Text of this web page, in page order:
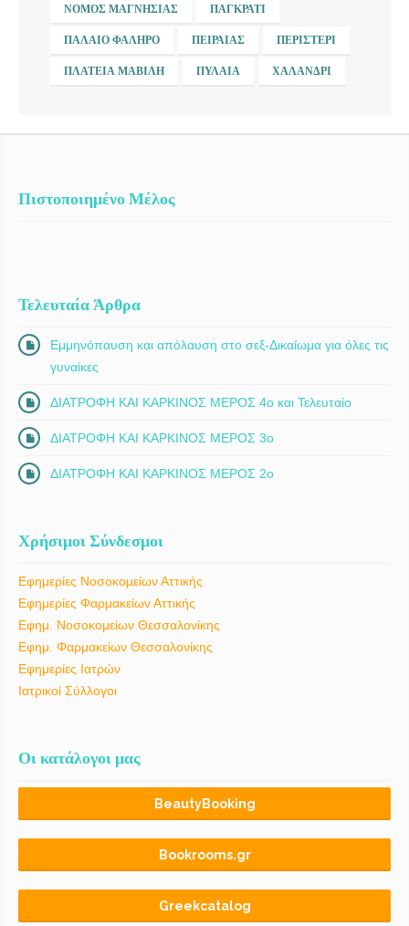
ΝΟΜΌΣ ΜΑΓΝΗΣΊΑΣ ΠΑΓΚΡΆΤΙ
ΠΑΛΑΙΌ ΦΆΛΗΡΟ ΠΕΙΡΑΙΆΣ ΠΕΡΙΣΤΈΡΙ
ΠΛΑΤΕΊΑ ΜΑΒΊΛΗ ΠΥΛΑΊΑ ΧΑΛΆΝΔΡΙ
Πιστοποιημένο Μέλος
Τελευταία Άρθρα
Εμμηνόπαυση και απόλαυση στο σεξ-Δικαίωμα για όλες τις
γυναίκες
ΔΙΑΤΡΟΦΗ ΚΑΙ ΚΑΡΚΙΝΟΣ ΜΕΡΟΣ 4ο και Τελευταίο
ΔΙΑΤΡΟΦΗ ΚΑΙ ΚΑΡΚΙΝΟΣ ΜΕΡΟΣ 3ο
ΔΙΑΤΡΟΦΗ ΚΑΙ ΚΑΡΚΙΝΟΣ ΜΕΡΟΣ 2ο
Χρήσιμοι Σύνδεσμοι
Εφημερίες Νοσοκομείων Αττικής
Εφημερίες Φαρμακείων Αττικής
Εφημ. Νοσοκομείων Θεσσαλονίκης
Εφημ. Φαρμακείων Θεσσαλονίκης
Εφημερίες Ιατρών
Ιατρικοί Σύλλογοι
Οι κατάλογοι μας
BeautyBooking
Bookrooms.gr
Greekcatalog